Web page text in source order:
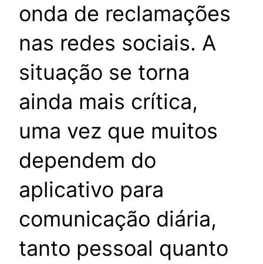
onda de reclamações
nas redes sociais. A
situação se torna
ainda mais crítica,
uma vez que muitos
dependem do
aplicativo para
comunicação diária,
tanto pessoal quanto